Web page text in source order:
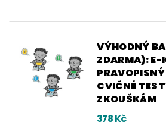
VÝHODNÝ
ZDARMA): E-
CVIČNÉ
ZKOUŠKÁM
378 Kč